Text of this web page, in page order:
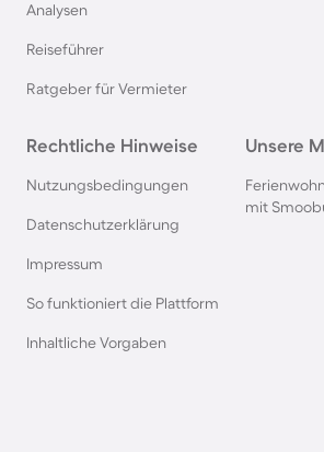
Pensionen im Bayerischen Wald
Pensionen in Deutschland
Pensionen in Berchtesgaden
Analysen
Reiseführer
Ratgeber für Vermieter
Rechtliche Hinweise
Nutzungsbedingungen
Datenschutzerklärung
Impressum
So funktioniert die Plattform
Inhaltliche Vorgaben
Unsere
mit